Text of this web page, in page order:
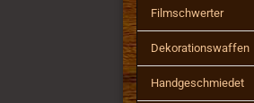
Filmschwerter
Dekorationswaffen
Handgeschmiedet